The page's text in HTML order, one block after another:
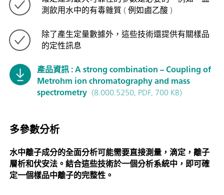
測飲用水中的有毒雜質 ( 例如鹵乙酸 )
除了產生定量數據外，這些技術還提供有關樣品
的定性訊息
產品資訊 : A strong combination – Coupling of
Metrohm ion chromatography and mass
spectrometry (8.000.5250, PDF, 700 KB)
多參數分析
水中離子成分的全面分析可能需要直接測量，滴定，離子
層析和伏安法。結合這些技術於一個分析系統中，即可確
定一個樣品中離子的完整性。